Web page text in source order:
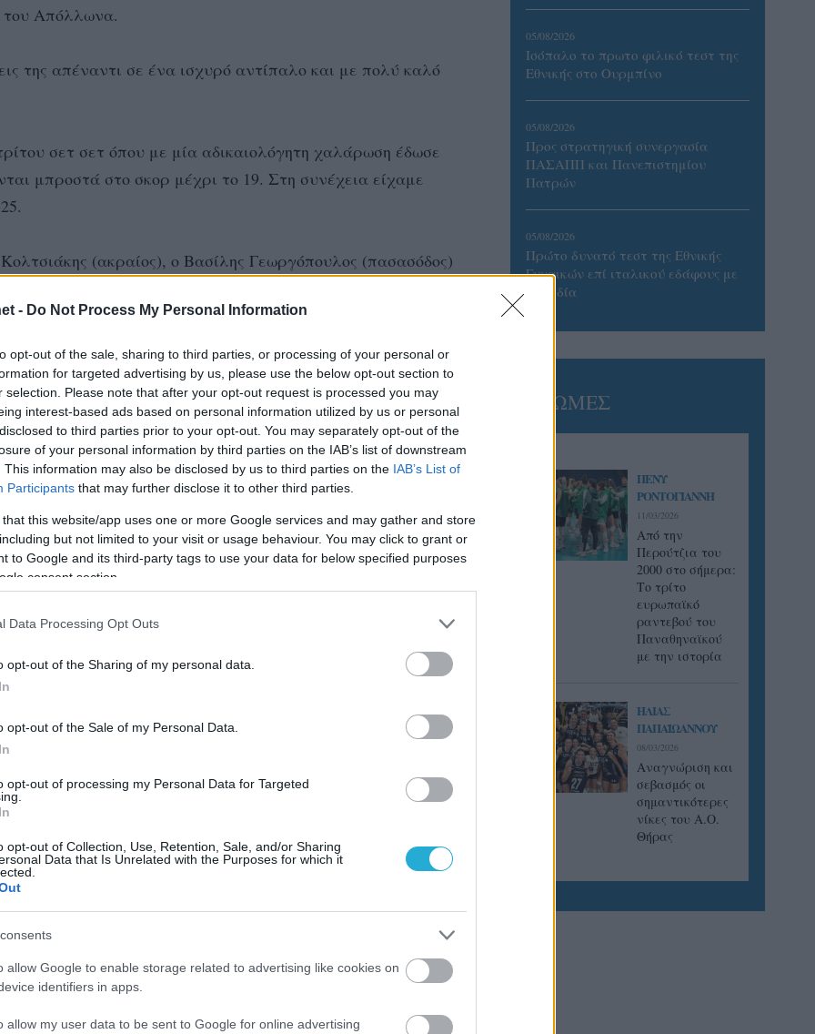
- Do Not Process My Personal Information
opt-out of the sale, sharing to third parties, or processing of your personal or
for targeted advertising by us, please use the below opt-out section to
selection. Please note that after your opt-out request is processed you may
interest-based ads based on personal information utilized by us or personal
to third parties prior to your opt-out. You may separately opt-out of the
of your personal information by third parties on the IAB’s list of downstream
This information may also be disclosed by us to third parties on the IAB’s List of
Participants that may further disclose it to other third parties.
that this website/app uses one or more Google services and may gather and store
but not limited to your visit or usage behaviour. You may click to grant or
to Google and its third-party tags to use your data for below specified purposes
consent section.
Data Processing Opt Outs
opt-out of the Sharing of my personal data.
opt-out of the Sale of my Personal Data.
opt-out of processing my Personal Data for Targeted
opt-out of Collection, Use, Retention, Sale, and/or Sharing
Data that Is Unrelated with the Purposes for which it
allow Google to enable storage related to advertising like cookies on
identifiers in apps.
allow my user data to be sent to Google for online advertising
του Απόλλωνα.
της απέναντι σε ένα ισχυρό αντίπαλο και με πολύ καλό
σετ σετ όπου με μία αδικαιολόγητη χαλάρωση έδωσε
μπροστά στο σκορ μέχρι το 19. Στη συνέχεια είχαμε
(ακραίος), ο Βασίλης Γεωργόπουλος (πασασόδος)
έχει φτάσει ακόμη σε βαθμό αγωνιστικής ετοιμότητας
0
Αναστάσιος (Β) –
(αρχηγός),
Φίνος,
(αρχηγός),
Χατζηκάλφας,
Λένας.
Α2 ανδρών ο ΗΡΑΚΛΗΣ
στην Καλαμάτα με την
05/08/2026
Ισόπαλο το πρωτο φιλικό τεστ της
Εθνικής στο Ουρμπίνο
05/08/2026
Προς στρατηγική συνεργασία
ΠΑΣΑΠΠ και Πανεπιστημίου
Πατρών
05/08/2026
Πρώτο δυνατό τεστ της Εθνικής
Γυναικών επί ιταλικού εδάφους με
Σουηδία
ΓΝΩΜΕΣ
ΠΕΝΥ
ΡΟΝΤΟΓΙΑΝΝΗ
11/03/2026
Από την
Περούτζια του
2000 στο σήμερα:
Tο τρίτο
ευρωπαϊκό
ραντεβού του
Παναθηναϊκού
με την ιστορία
ΗΛΙΑΣ
ΠΑΠΑΪΩΑΝΝΟΥ
08/03/2026
Αναγνώριση και
σεβασμός οι
σημαντικότερες
νίκες του Α.Ο.
Θήρας